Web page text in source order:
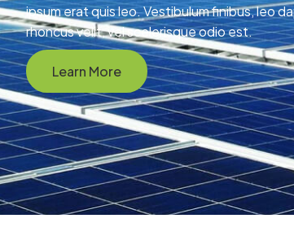
ipsum erat quis leo. Vestibulum finibus, leo
rhoncus velit, vel scelerisque odio est.
Learn More